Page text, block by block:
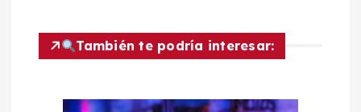
ó
También te podría interesar: